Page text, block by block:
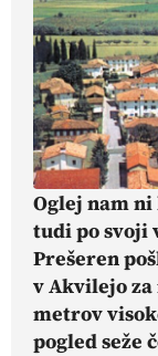
Oglej nam
tudi po svoji
Prešeren
v Akvilejo
metrov
pogled seže